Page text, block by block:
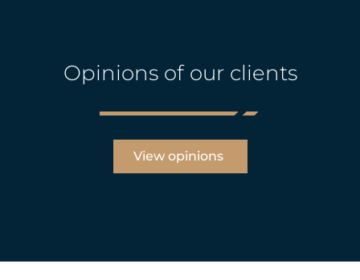
Opinions of our clients
View opinions